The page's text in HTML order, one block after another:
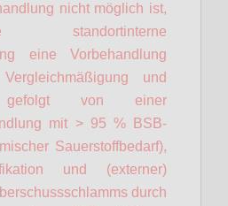
nicht möglich ist,
eine Vorbehandlung
Vergleichmäßigung und
gefolgt von einer
mit > 95 % BSB-
Sauerstoffbedarf),
und (externer)
durch